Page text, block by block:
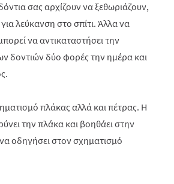
σας αρχίζουν να ξεθωριάζουν,
λεύκανση στο σπίτι. Άλλα να
να αντικαταστήσει την
δοντιών δύο φορές την ημέρα και
πλάκας αλλά και πέτρας. Η
την πλάκα και βοηθάει στην
οδηγήσει στον σχηματισμό